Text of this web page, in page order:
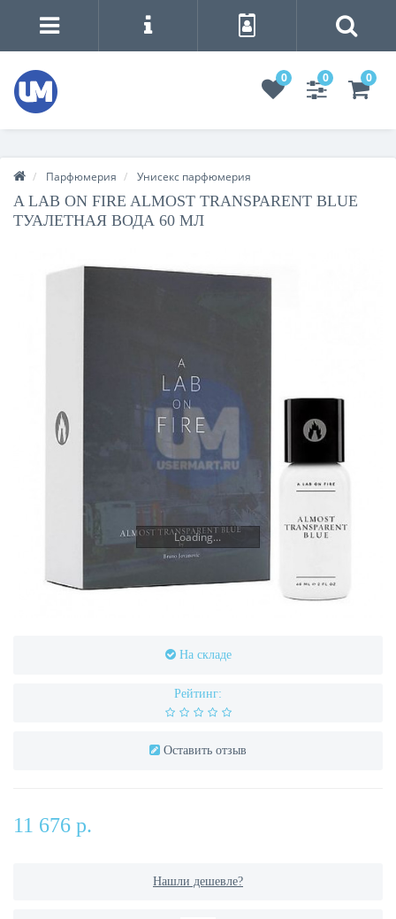
0 0 0
Парфюмерия Унисекс парфюмерия
A LAB ON FIRE ALMOST TRANSPARENT BLUE
ТУАЛЕТНАЯ ВОДА 60 МЛ
Loading...
На складе
Рейтинг:
Оставить отзыв
11 676 р.
Нашли дешевле?